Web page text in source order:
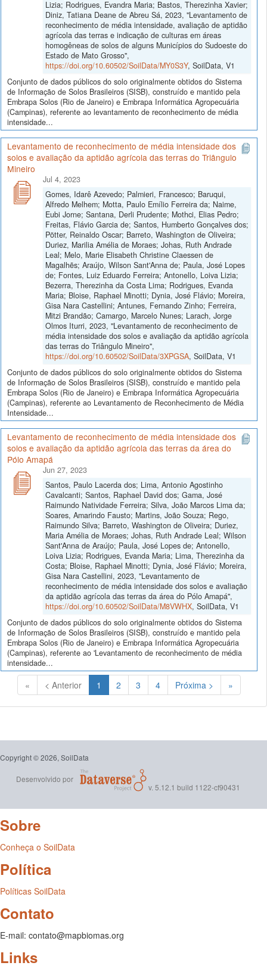
Lizia; Rodrigues, Evandra Maria; Bastos, Therezinha Xavier;
Diniz, Tatiana Deane de Abreu Sá, 2023, "Levantamento de
reconhecimento de média intensidade, avaliação de aptidão
agrícola das terras e indicação de culturas em áreas
homogêneas de solos de alguns Municípios do Sudoeste do
Estado de Mato Grosso",
https://doi.org/10.60502/SoilData/MY0S3Y, SoilData, V1
Conjunto de dados públicos do solo originalmente obtidos do Sistema
de Informação de Solos Brasileiros (SISB), construído e mantido pela
Embrapa Solos (Rio de Janeiro) e Embrapa Informática Agropecuária
(Campinas), referente ao levantamento de reconhecimento de média
intensidade...
Levantamento de reconhecimento de média intensidade dos
solos e avaliação da aptidão agrícola das terras do Triângulo
Mineiro
Jul 4, 2023
Gomes, Idarê Azevedo; Palmieri, Francesco; Baruqui,
Alfredo Melhem; Motta, Paulo Emílio Ferreira da; Naime,
Eubi Jorne; Santana, Derli Prudente; Mothci, Elias Pedro;
Freitas, Flávio Garcia de; Santos, Humberto Gonçalves dos;
Pötter, Reinaldo Oscar; Barreto, Washington de Oliveira;
Duriez, Marilia Amélia de Moraes; Johas, Ruth Andrade
Leal; Melo, Marie Elisabeth Christine Claessen de
Magalhẽs; Araújo, Wilson Sant'Anna de; Paula, José Lopes
de; Fontes, Luiz Eduardo Ferreira; Antonello, Loiva Lizia;
Bezerra, Therezinha da Costa Lima; Rodrigues, Evanda
Maria; Bloise, Raphael Minotti; Dynia, José Flávio; Moreira,
Gisa Nara Castellini; Antunes, Fernando Zinho; Ferreira,
Mitzi Brandão; Camargo, Marcelo Nunes; Larach, Jorge
Olmos Iturri, 2023, "Levantamento de reconhecimento de
média intensidade dos solos e avaliação da aptidão agrícola
das terras do Triângulo Mineiro",
https://doi.org/10.60502/SoilData/3XPGSA, SoilData, V1
Conjunto de dados públicos do solo originalmente obtidos do Sistema
de Informação de Solos Brasileiros (SISB), construído e mantido pela
Embrapa Solos (Rio de Janeiro) e Embrapa Informática Agropecuária
(Campinas), referente ao Levantamento de Reconhecimento de Média
Intensidade...
Levantamento de reconhecimento de média intensidade dos
solos e avaliação da aptidão agrícola das terras da área do
Pólo Amapá
Jun 27, 2023
Santos, Paulo Lacerda dos; Lima, Antonio Agostinho
Cavalcanti; Santos, Raphael David dos; Gama, José
Raimundo Natividade Ferreira; Silva, João Marcos Lima da;
Soares, Amarindo Fausto; Martins, João Souza; Rego,
Raimundo Silva; Barreto, Washington de Oliveira; Duriez,
Maria Amélia de Moraes; Johas, Ruth Andrade Leal; Wilson
Sant'Anna de Araújo; Paula, José Lopes de; Antonello,
Loiva Lizia; Rodrigues, Evanda Maria; Lima, Therezinha da
Costa; Bloise, Raphael Minotti; Dynia, José Flávio; Moreira,
Gisa Nara Castellini, 2023, "Levantamento de
reconhecimento de média intensidade dos solos e avaliação
da aptidão agrícola das terras da área do Pólo Amapá",
https://doi.org/10.60502/SoilData/M8VWHX, SoilData, V1
Conjunto de dados públicos do solo originalmente obtidos do Sistema
de Informação de Solos Brasileiros (SISB), construído e mantido pela
Embrapa Solos (Rio de Janeiro) e Embrapa Informática Agropecuária
(Campinas), referente ao 'Levantamento de reconhecimento de média
intensidade...
« < Anterior 1 (Atual)
2 3 4 Próxima > »
Copyright © 2026, SoilData
Desenvolvido por
v. 5.12.1 build 1122-cf90431
Sobre
Conheça o SoilData
Política
Políticas SoilData
Contato
E-mail: contato@mapbiomas.org
Links